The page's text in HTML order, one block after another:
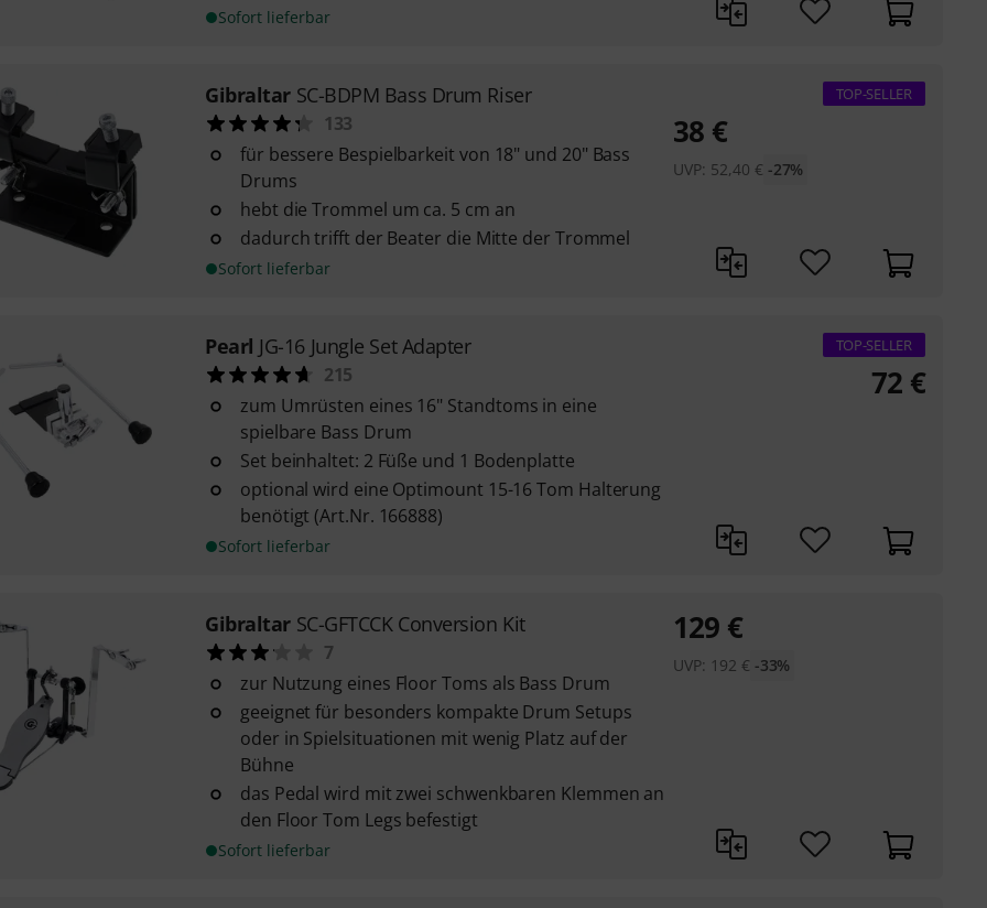
Sofort lieferbar
Gibraltar SC-BDPM Bass Drum Riser
133
für bessere Bespielbarkeit von 18" und 20" Bass
Drums
hebt die Trommel um ca. 5 cm an
dadurch trifft der Beater die Mitte der Trommel
Sofort lieferbar
TOP-SELLER
38 €
UVP: 52,40 € -27%
Pearl JG-16 Jungle Set Adapter
215
zum Umrüsten eines 16" Standtoms in eine
spielbare Bass Drum
Set beinhaltet: 2 Füße und 1 Bodenplatte
optional wird eine Optimount 15-16 Tom Halterung
benötigt (Art.Nr. 166888)
Sofort lieferbar
TOP-SELLER
72 €
Gibraltar SC-GFTCCK Conversion Kit
7
zur Nutzung eines Floor Toms als Bass Drum
geeignet für besonders kompakte Drum Setups
oder in Spielsituationen mit wenig Platz auf der
Bühne
das Pedal wird mit zwei schwenkbaren Klemmen an
den Floor Tom Legs befestigt
Sofort lieferbar
129 €
UVP: 192 € -33%